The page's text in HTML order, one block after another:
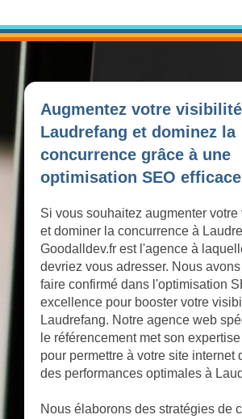
Augmentez votre
Laudrefang et dominez la
concurrence grâce à une
optimisation SEO
Si vous souhaitez augmenter
et dominer la concurrence à
Goodalldev.fr est l'agence à
devriez vous adresser. Nous
faire confirmé dans l'optimisation
excellence pour booster votre
Laudrefang. Notre agence web
le référencement met son
pour permettre à votre site internet
des performances optimales à
Nous élaborons des stratégies de